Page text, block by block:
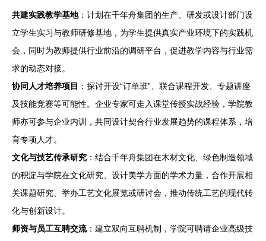
共建实践教学基地：计划在千年舟集团的生产、研发或设计部门设
立学生实习与教师研修基地，为学生提供真实产业环境下的实践机
会，同时为教师提供行业前沿的调研平台，促进教学内容与行业需
求的动态对接。
协同人才培养项目 ：探讨开设“订单班”、联合课程开发、专题讲座
及技能竞赛等可能性。企业专家可走入课堂传授实战经验，学院教
师亦可参与企业内训，共同设计契合行业发展趋势的课程体系，培
育专项人才。
文化与技艺传承研究 ：结合千年舟集团在木材文化、绿色制造领域
的积淀与学院在文化研究、设计美学方面的学术力量，合作开展相
关课题研究、举办工艺文化展览或研讨会，推动传统工艺的现代转
化与创新设计。
师资与员工互聘交流：建立双向互聘机制，学院可聘请企业高级技